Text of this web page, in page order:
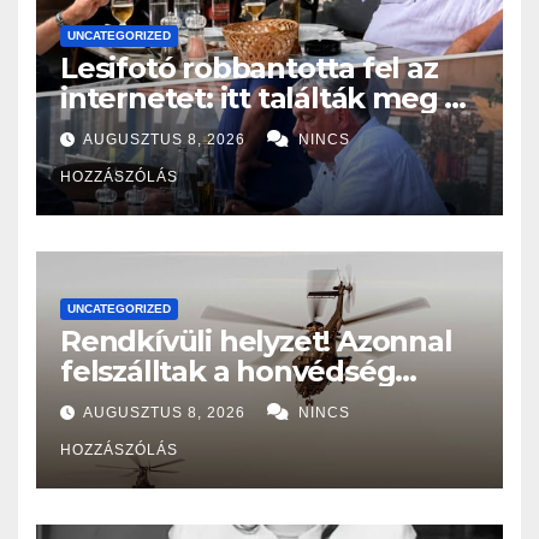
UNCATEGORIZED
Lesifotó robbantotta fel az
internetet: itt találták meg az
eltűnt Orbán Viktort!
AUGUSZTUS 8, 2026 NINCS
HOZZÁSZÓLÁS
UNCATEGORIZED
Rendkívüli helyzet! Azonnal
felszálltak a honvédség
helikopterei, óriási a baj
Magyarországon! – Kiadták a
közleményt a lakosságnak:
AUGUSZTUS 8, 2026 NINCS
HOZZÁSZÓLÁS